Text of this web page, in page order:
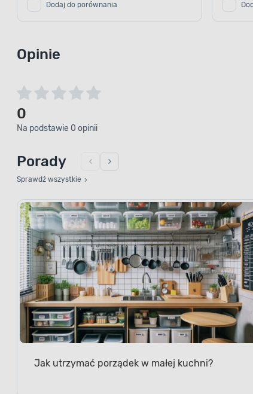
Dodaj do porównania
Opinie
0
Na podstawie 0 opinii
Porady
Sprawdź wszystkie
Jak utrzymać porządek w małej kuchni?